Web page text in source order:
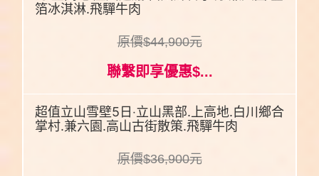
箔冰淇淋.飛驒牛肉
原價$44,900元
聯繫即享優惠$...
超值立山雪壁5日‧立山黑部.上高地.白川鄉合
掌村.兼六園.高山古街散策.飛驒牛肉
原價$36,900元